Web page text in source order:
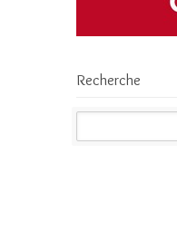
Recherche